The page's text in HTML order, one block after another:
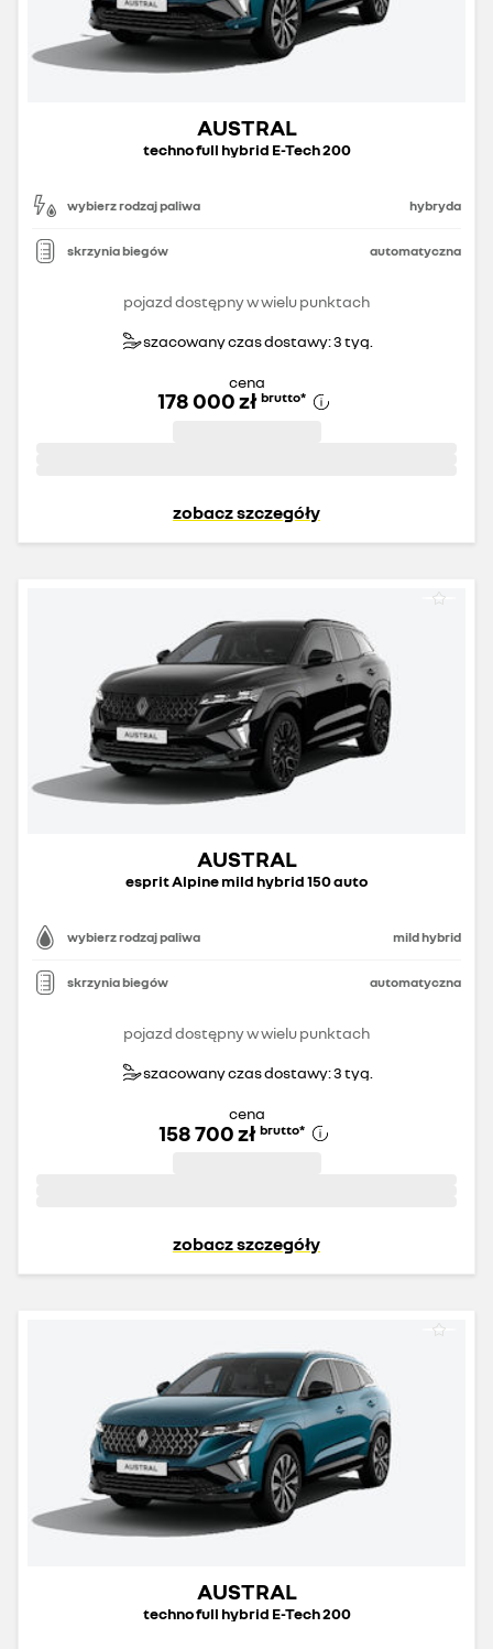
AUSTRAL
techno full hybrid E-Tech 200
wybierz rodzaj paliwa hybryda
skrzynia biegów automatyczna
pojazd dostępny w wielu punktach
szacowany czas dostawy: 3 tyg.
cena
178 000 zł brutto*
zobacz szczegóły
AUSTRAL
esprit Alpine mild hybrid 150 auto
wybierz rodzaj paliwa mild hybrid
skrzynia biegów automatyczna
pojazd dostępny w wielu punktach
szacowany czas dostawy: 3 tyg.
cena
158 700 zł brutto*
zobacz szczegóły
AUSTRAL
techno full hybrid E-Tech 200